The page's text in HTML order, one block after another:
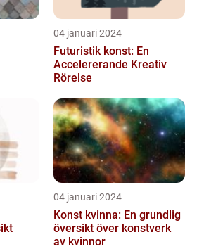
04 januari 2024
Futuristik konst: En
Accelererande Kreativ
Rörelse
04 januari 2024
Konst kvinna: En grundlig
översikt över konstverk
av kvinnor